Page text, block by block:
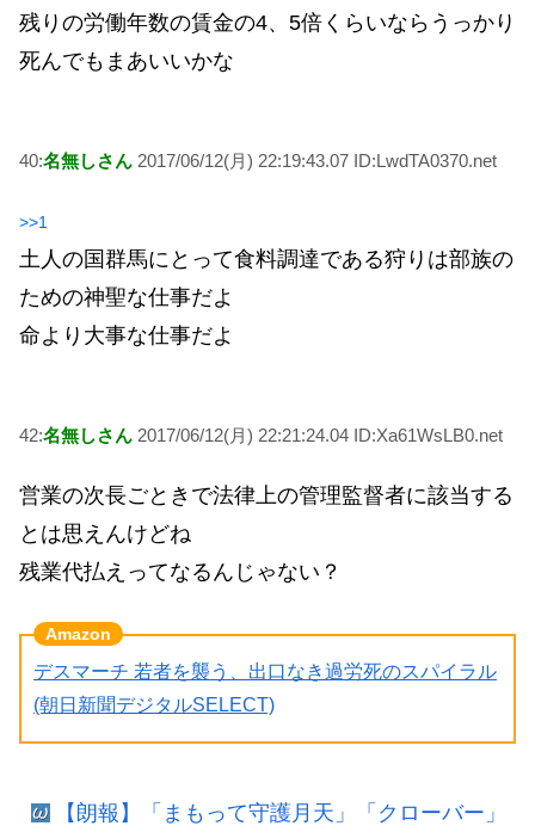
残りの労働年数の賃金の4、5倍くらいならうっかり
死んでもまあいいかな
40:名無しさん 2017/06/12(月) 22:19:43.07 ID:LwdTA0370.net
>>1
土人の国群馬にとって食料調達である狩りは部族の
ための神聖な仕事だよ
命より大事な仕事だよ
42:名無しさん 2017/06/12(月) 22:21:24.04 ID:Xa61WsLB0.net
営業の次長ごときで法律上の管理監督者に該当する
とは思えんけどね
残業代払えってなるんじゃない？
デスマーチ 若者を襲う、出口なき過労死のスパイラル
(朝日新聞デジタルSELECT)
【朗報】「まもって守護月天」「クローバー」